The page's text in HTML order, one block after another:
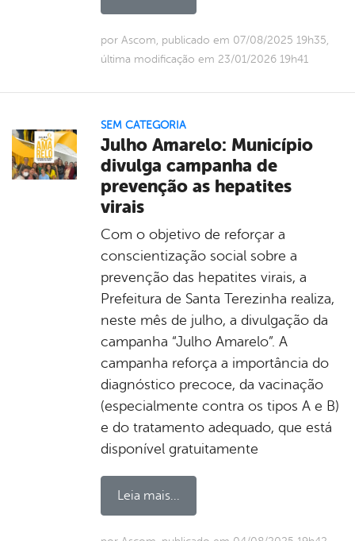
por Ascom, publicado em 07/08/2025 19h35,
última modificação em 23/01/2026 19h41
SEM CATEGORIA
Julho Amarelo: Município
divulga campanha de
prevenção as hepatites
virais
Com o objetivo de reforçar a
conscientização social sobre a
prevenção das hepatites virais, a
Prefeitura de Santa Terezinha realiza,
neste mês de julho, a divulgação da
campanha “Julho Amarelo”. A
campanha reforça a importância do
diagnóstico precoce, da vacinação
(especialmente contra os tipos A e B)
e do tratamento adequado, que está
disponível gratuitamente
Leia mais...